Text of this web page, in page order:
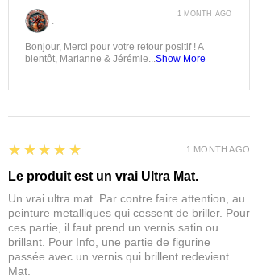
:
Bonjour, Merci pour votre retour positif ! A
bientôt, Marianne & Jérémie...Show More
1 MONTH AGO
5
★★★★★
Le produit est un vrai Ultra Mat.
Un vrai ultra mat. Par contre faire attention, au
peinture metalliques qui cessent de briller. Pour
ces partie, il faut prend un vernis satin ou
brillant. Pour Info, une partie de figurine
passée avec un vernis qui brillent redevient
Mat.
1 MONTH AGO